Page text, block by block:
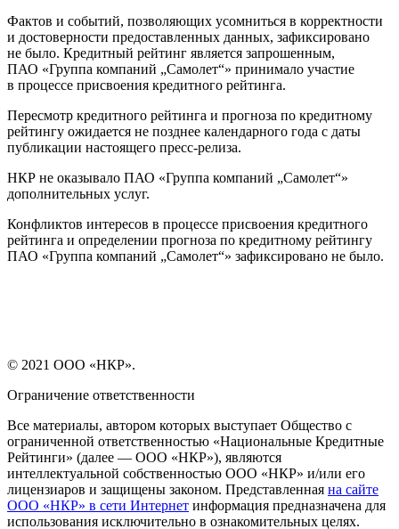
Фактов и событий, позволяющих усомниться в корректности
и достоверности предоставленных данных, зафиксировано
не было. Кредитный рейтинг является запрошенным,
ПАО «Группа компаний „Самолет“» принимало участие
в процессе присвоения кредитного рейтинга.
Пересмотр кредитного рейтинга и прогноза по кредитному
рейтингу ожидается не позднее календарного года с даты
публикации настоящего пресс-релиза.
НКР не оказывало ПАО «Группа компаний „Самолет“»
дополнительных услуг.
Конфликтов интересов в процессе присвоения кредитного
рейтинга и определении прогноза по кредитному рейтингу
ПАО «Группа компаний „Самолет“» зафиксировано не было.
© 2021 ООО «НКР».
Ограничение ответственности
Все материалы, автором которых выступает Общество с
ограниченной ответственностью «Национальные Кредитные
Рейтинги» (далее — ООО «НКР»), являются
интеллектуальной собственностью ООО «НКР» и/или его
лицензиаров и защищены законом. Представленная на сайте
ООО «НКР» в сети Интернет информация предназначена для
использования исключительно в ознакомительных целях.